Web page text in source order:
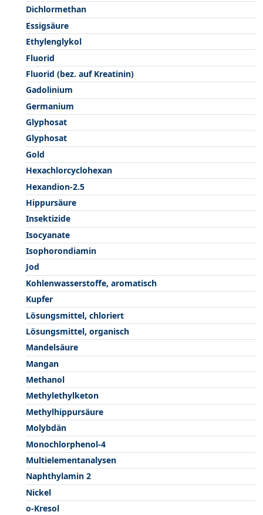
Dichlormethan
Essigsäure
Ethylenglykol
Fluorid
Fluorid (bez. auf Kreatinin)
Gadolinium
Germanium
Glyphosat
Glyphosat
Gold
Hexachlorcyclohexan
Hexandion-2.5
Hippursäure
Insektizide
Isocyanate
Isophorondiamin
Jod
Kohlenwasserstoffe, aromatisch
Kupfer
Lösungsmittel, chloriert
Lösungsmittel, organisch
Mandelsäure
Mangan
Methanol
Methylethylketon
Methylhippursäure
Molybdän
Monochlorphenol-4
Multielementanalysen
Naphthylamin 2
Nickel
o-Kresol